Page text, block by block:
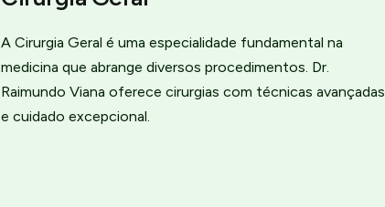
A Cirurgia Geral é uma especialidade fundamental na
medicina que abrange diversos procedimentos. Dr.
Raimundo Viana oferece cirurgias com técnicas avançadas
e cuidado excepcional.